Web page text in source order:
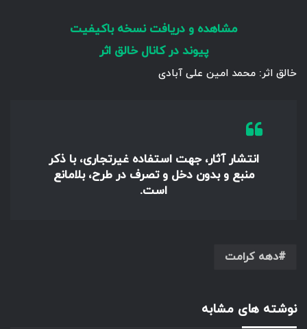
مشاهده و دریافت نسخه باکیفیت
پیوند در کانال خالق اثر
خالق اثر: محمد امین علی آبادی
انتشار آثار، جهت استفاده غیرتجاری، با ذکر
منبع و بدون دخل و تصرف در طرح، بلامانع
است.
دهه کرامت
نوشته های مشابه